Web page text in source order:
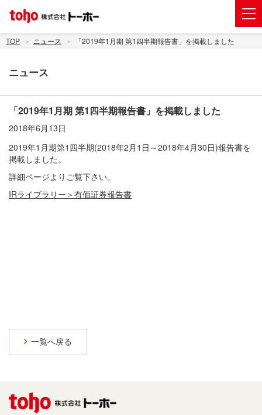
会社案内
株主・投資家情報
トーホーグループのサステナビリティ
ニュース
採用情報
お問い合わせ
サイトマップ
TOP ニュース 「2019年1月期 第1四半期報告書」を掲載しました
ニュース
「2019年1月期 第1四半期報告書」を掲載しました
2018年6月13日
2019年1月期第1四半期(2018年2月1日～2018年4月30日)報告書を
掲載しました。
詳細ページよりご覧下さい。
IRライブラリー＞有価証券報告書
一覧へ戻る